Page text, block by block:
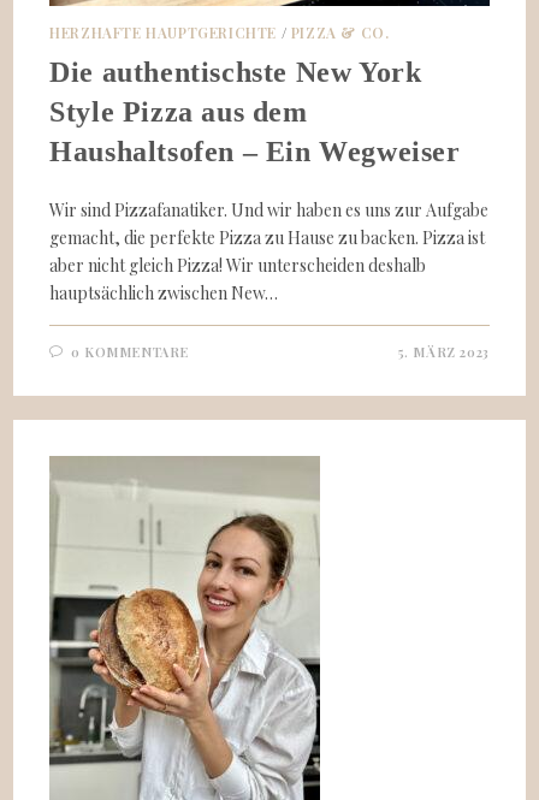
HERZHAFTE HAUPTGERICHTE / PIZZA & CO.
Die authentischste New York
Style Pizza aus dem
Haushaltsofen – Ein Wegweiser
Wir sind Pizzafanatiker. Und wir haben es uns zur Aufgabe
gemacht, die perfekte Pizza zu Hause zu backen. Pizza ist
aber nicht gleich Pizza! Wir unterscheiden deshalb
hauptsächlich zwischen New…
0 KOMMENTARE 5. MÄRZ 2023